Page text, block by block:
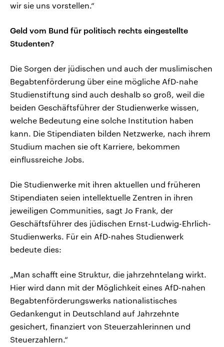
wir sie uns vorstellen.“
Geld vom Bund für politisch rechts eingestellte
Studenten?
Die Sorgen der jüdischen und auch der muslimischen
Begabtenförderung über eine mögliche AfD-nahe
Studienstiftung sind auch deshalb so groß, weil die
beiden Geschäftsführer der Studienwerke wissen,
welche Bedeutung eine solche Institution haben
kann. Die Stipendiaten bilden Netzwerke, nach ihrem
Studium machen sie oft Karriere, bekommen
einflussreiche Jobs.
Die Studienwerke mit ihren aktuellen und früheren
Stipendiaten seien intellektuelle Zentren in ihren
jeweiligen Communities, sagt Jo Frank, der
Geschäftsführer des jüdischen Ernst-Ludwig-Ehrlich-
Studienwerks. Für ein AfD-nahes Studienwerk
bedeute dies:
„Man schafft eine Struktur, die jahrzehntelang wirkt.
Hier wird dann mit der Möglichkeit eines AfD-nahen
Begabtenförderungswerks nationalistisches
Gedankengut in Deutschland auf Jahrzehnte
gesichert, finanziert von Steuerzahlerinnen und
Steuerzahlern.“